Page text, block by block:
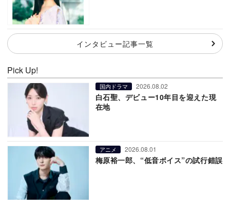
インタビュー記事一覧
Pick Up!
国内ドラマ 2026.08.02
白石聖、デビュー10年目を迎えた現
在地
アニメ 2026.08.01
梅原裕一郎、“低音ボイス”の試行錯誤